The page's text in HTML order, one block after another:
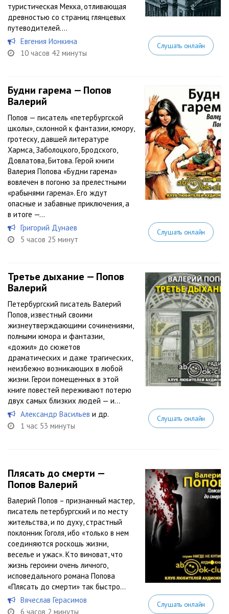
туристическая Мекка, отливающая
древностью со страниц глянцевых
путеводителей....
Евгения Ионкина
10 часов 42 минуты
Слушать онлайн
Будни гарема — Попов
Валерий
Попов — писатель «петербургской
школы», склонной к фантазии, юмору,
гротеску, давшей литературе
Хармса, Заболоцкого, Бродского,
Довлатова, Битова. Герой книги
Валерия Попова «Будни гарема»
вовлечен в погоню за прелестными
«рабынями гарема». Его ждут
опасные и забавные приключения, а
в итоге —...
Григорий Дунаев
5 часов 25 минут
Слушать онлайн
Третье дыхание — Попов
Валерий
Петербургский писатель Валерий
Попов, известный своими
жизнеутверждающими сочинениями,
полными юмора и фантазии,
«дожил» до сюжетов
драматических и даже трагических,
неизбежно возникающих в любой
жизни. Герои помещенных в этой
книге повестей переживают потерю
двух самых близких людей — и...
Александр Васильев и др.
1 час 53 минуты
Слушать онлайн
Плясать до смерти —
Попов Валерий
Валерий Попов – признанный мастер,
писатель петербургский и по месту
жительства, и по духу, страстный
поклонник Гоголя, ибо «только в нем
соединяются роскошь жизни,
веселье и ужас». Кто виноват, что
жизнь героини очень личного,
исповедального романа Попова
«Плясать до смерти» так быстро...
Вячеслав Герасимов
6 часов 2 минуты
Слушать онлайн